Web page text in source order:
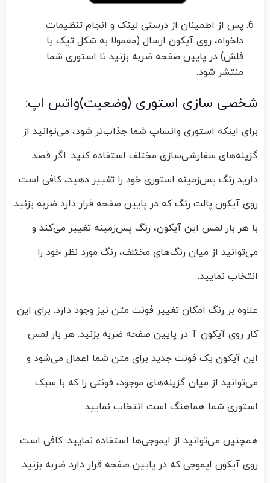
پس از اطمینان از درستی لینک و انجام تنظیمات
دلخواه، روی آیکون ارسال (معمولا به شکل تیک یا
فلش) در پایین صفحه ضربه بزنید تا استوری شما
منتشر شود.
شخصی‌ سازی استوری (وضعیت)واتس اپ:
برای اینکه استوری واتساپ شما جذاب‌تر شود، می‌توانید از
گزینه‌های سفارشی‌سازی مختلف استفاده کنید. اگر قصد
دارید رنگ پس‌زمینه استوری خود را تغییر دهید، کافی است
روی آیکون پالت رنگ که در پایین صفحه قرار دارد ضربه بزنید.
با هر بار لمس این آیکون، رنگ پس‌زمینه تغییر می‌کند و
می‌توانید از میان رنگ‌های مختلف، رنگ مورد نظر خود را
انتخاب نمایید.
علاوه بر رنگ امکان تغییر فونت متن نیز وجود دارد. برای این
کار روی آیکون T در پایین صفحه ضربه بزنید. هر بار لمس
این آیکون یک فونت جدید برای متن شما اعمال می‌شود و
می‌توانید از میان گزینه‌های موجود، فونتی را که با سبک
استوری شما هماهنگ است انتخاب نمایید.
همچنین می‌توانید از ایموجی‌ها استفاده نمایید. کافی است
روی آیکون ایموجی که در پایین صفحه قرار دارد ضربه بزنید.